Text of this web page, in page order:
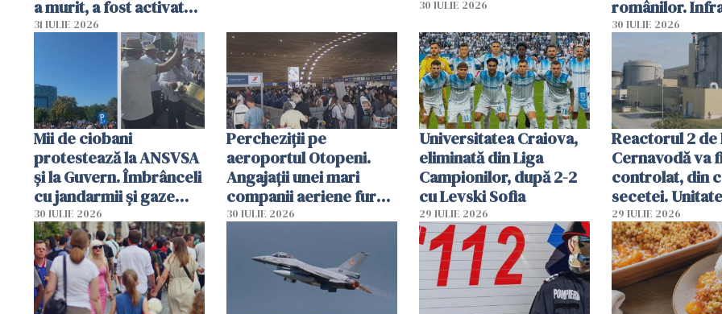
a murit, a fost activat
planul roșu de
31 IULIE 2026
30 IULIE 2026
românilor.
folosesc
Ghișeul.ro și
Române
30 IULIE 2026
Mii de ciobani
protestează la ANSVSA
și la Guvern. Îmbrânceli
cu jandarmii și gaze
lacrimogene
30 IULIE 2026
Percheziții pe
aeroportul Otopeni.
Angajații unei mari
companii aeriene furau
parfumuri, ceasuri și
vânzării
30 IULIE 2026
Universitatea Craiova,
eliminată din Liga
Campionilor, după 2-2
cu Levski Sofia
29 IULIE 2026
Reactorul 2 de
Cernavodă va
controlat, din
secetei.
deja oprită
29 IULIE 2026